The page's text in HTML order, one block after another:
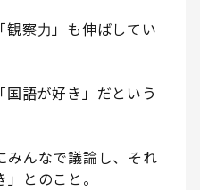
観察力」も伸ばしてい
国語が好き」だという
みんなで議論し、それ
とのこと。